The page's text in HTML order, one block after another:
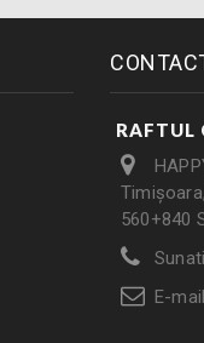
RAFTUL
560+840
E-